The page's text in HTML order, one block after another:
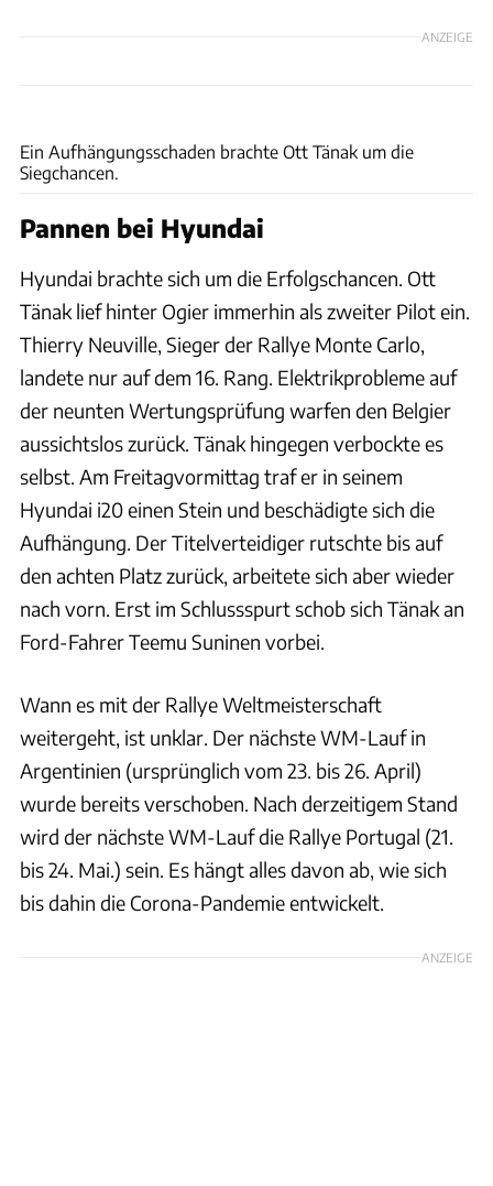
ANZEIGE
Ein Aufhängungsschaden brachte Ott Tänak um die
Siegchancen.
Pannen bei Hyundai
Hyundai brachte sich um die Erfolgschancen. Ott
Tänak lief hinter Ogier immerhin als zweiter Pilot ein.
Thierry Neuville, Sieger der Rallye Monte Carlo,
landete nur auf dem 16. Rang. Elektrikprobleme auf
der neunten Wertungsprüfung warfen den Belgier
aussichtslos zurück. Tänak hingegen verbockte es
selbst. Am Freitagvormittag traf er in seinem
Hyundai i20 einen Stein und beschädigte sich die
Aufhängung. Der Titelverteidiger rutschte bis auf
den achten Platz zurück, arbeitete sich aber wieder
nach vorn. Erst im Schlussspurt schob sich Tänak an
Ford-Fahrer Teemu Suninen vorbei.
Wann es mit der Rallye Weltmeisterschaft
weitergeht, ist unklar. Der nächste WM-Lauf in
Argentinien (ursprünglich vom 23. bis 26. April)
wurde bereits verschoben. Nach derzeitigem Stand
wird der nächste WM-Lauf die Rallye Portugal (21.
bis 24. Mai.) sein. Es hängt alles davon ab, wie sich
bis dahin die Corona-Pandemie entwickelt.
ANZEIGE